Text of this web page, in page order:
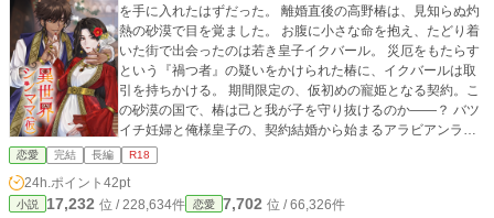
を手に入れたはずだった。 離婚直後の高野椿は、見知らぬ灼
熱の砂漠で目を覚ました。 お腹に小さな命を抱え、たどり着
いた街で出会ったのは若き皇子イクバール。 災厄をもたらす
という『禍つ者』の疑いをかけられた椿に、イクバールは取
引を持ちかける。 期間限定の、仮初めの寵姫となる契約。こ
の砂漠の国で、椿は己と我が子を守り抜けるのか――？ バツ
イチ妊婦と俺様皇子の、契約結婚から始まるアラビアンラ
ブ。「異世界シンママ」はじまりの物語。 ・※マークの話に
は性描写を含みます。苦手な方は読み飛ばしていただいても
本筋に影響ありません。 ・前作、前々作と世界観は同じです
が、単体でお読みいただけます。 ・表紙イラストは蒼獅郎
恋愛 完結 長編 R18
24h.ポイント 42pt
小説 17,232 位 / 228,634件 恋愛 7,702 位 / 66,326件